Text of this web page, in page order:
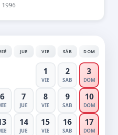
1996
JUE VIE SÁB DOM
1
VIE
2
SAB
3
DOM
6 7
JUE
8
VIE
9
SAB
10
DOM
14
JUE
15
VIE
16
SAB
17
DOM